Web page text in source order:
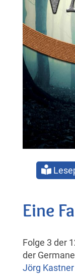
Eine
Folge 3 der
der
Jörg Kastner